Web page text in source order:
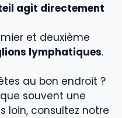
agit directement
et deuxième
lymphatiques.
au bon endroit ?
souvent une
loin, consultez notre